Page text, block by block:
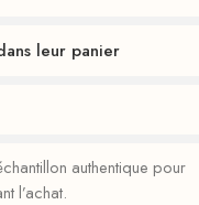
leur panier
authentique pour
l’achat.